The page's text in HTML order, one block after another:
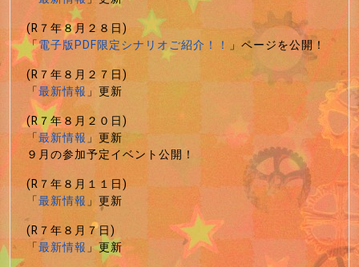
(R７年８月２８日)
「電子版PDF限定シナリオご紹介！！ 」ページを公開！
(R７年８月２７日)
「最新情報」更新
(R７年８月２０日)
「最新情報」更新
９月の参加予定イベント公開！
(R７年８月１１日)
「最新情報」更新
(R７年８月７日)
「最新情報」更新